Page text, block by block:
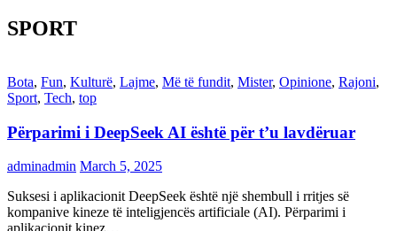
SPORT
Bota, Fun, Kulturë, Lajme, Më të fundit, Mister, Opinione, Rajoni,
Sport, Tech, top
Përparimi i DeepSeek AI është për t’u lavdëruar
adminadmin March 5, 2025
Suksesi i aplikacionit DeepSeek është një shembull i rritjes së
kompanive kineze të inteligjencës artificiale (AI). Përparimi i